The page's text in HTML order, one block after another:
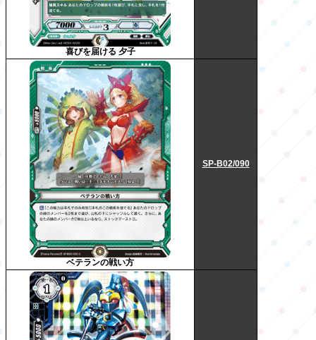
喜びを届ける 夕子
ベテランの戦い方
SP-B02/090